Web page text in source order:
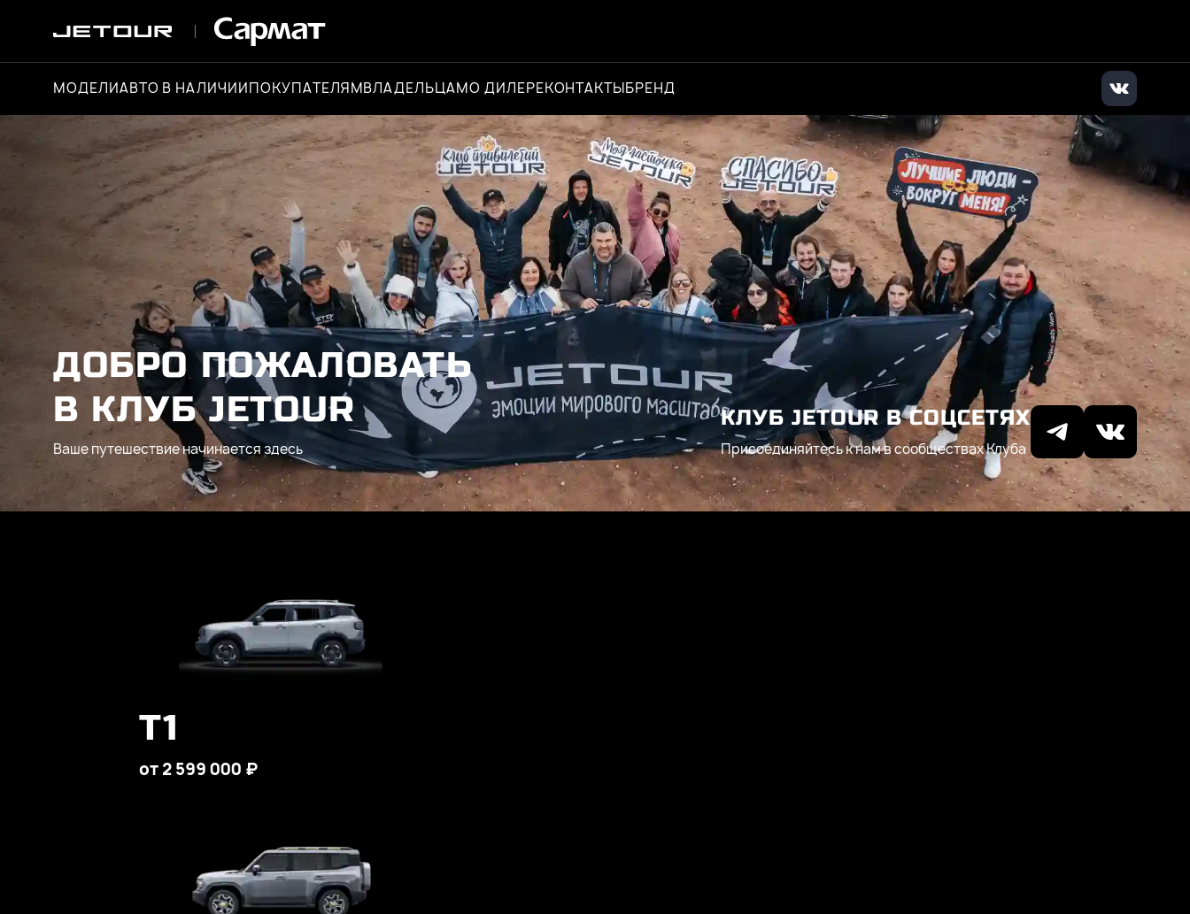
МОДЕЛИАВТО В НАЛИЧИИПОКУПАТЕЛЯМВЛАДЕЛЬЦАМО ДИЛЕРЕКОНТАКТЫБРЕНД
ДОБРО ПОЖАЛОВАТЬ
В КЛУБ JETOUR
Ваше путешествие начинается здесь
КЛУБ JETOUR В СОЦСЕТЯХ
Присоединяйтесь к нам в сообществах Клуба
T1
от 2 599 000 ₽